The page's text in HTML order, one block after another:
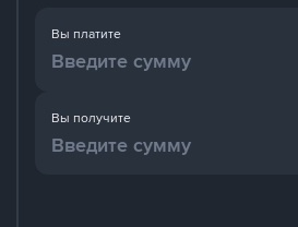
Вы платите
Вы получите